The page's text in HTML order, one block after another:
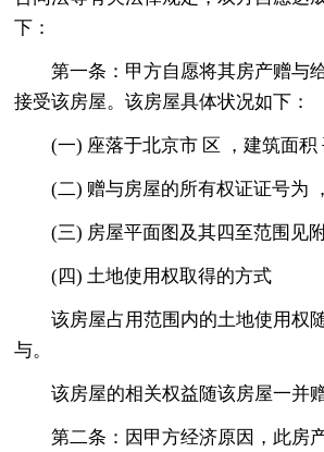
下：
第一条：甲方自愿将其房产赠与
接受该房屋。该房屋具体状况如下：
(一) 座落于北京市 区 ，建筑面积
(二) 赠与房屋的所有权证证号为
(三) 房屋平面图及其四至范围见
(四) 土地使用权取得的方式
该房屋占用范围内的土地使用权
与。
该房屋的相关权益随该房屋一并赠
第二条：因甲方经济原因，此房